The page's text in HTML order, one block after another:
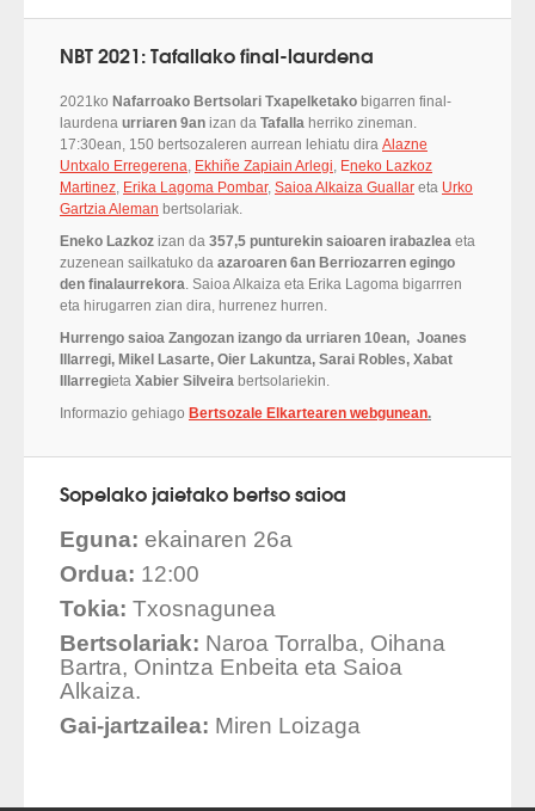
NBT 2021: Tafallako final-laurdena
2021ko Nafarroako Bertsolari Txapelketako bigarren final-
laurdena urriaren 9an izan da Tafalla herriko zineman.
17:30ean, 150 bertsozaleren aurrean lehiatu dira Alazne
Untxalo Erregerena, Ekhiñe Zapiain Arlegi, Eneko Lazkoz
Martinez, Erika Lagoma Pombar, Saioa Alkaiza Guallar eta Urko
Gartzia Aleman bertsolariak.
Eneko Lazkoz izan da 357,5 punturekin saioaren irabazlea eta
zuzenean sailkatuko da azaroaren 6an Berriozarren egingo
den finalaurrekora. Saioa Alkaiza eta Erika Lagoma bigarrren
eta hirugarren zian dira, hurrenez hurren.
Hurrengo saioa Zangozan izango da urriaren 10ean, Joanes
Illarregi, Mikel Lasarte, Oier Lakuntza, Sarai Robles, Xabat
Illarregieta Xabier Silveira bertsolariekin.
Informazio gehiago Bertsozale Elkartearen webgunean.
Sopelako jaietako bertso saioa
Eguna: ekainaren 26a
Ordua: 12:00
Tokia: Txosnagunea
Bertsolariak: Naroa Torralba, Oihana
Bartra, Onintza Enbeita eta Saioa
Alkaiza.
Gai-jartzailea: Miren Loizaga